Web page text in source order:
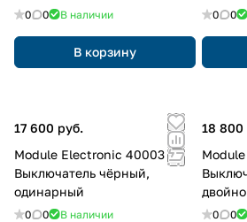
0 0 В наличии
В корзину
0 0
17 600 руб.
Module Electronic 40003
Выключатель чёрный,
одинарный
0 0 В наличии
18 800
0 0